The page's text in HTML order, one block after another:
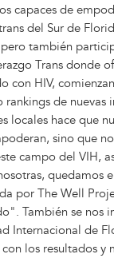
capaces de
del Sur de
también
Trans donde
con HIV,
de nuevas
locales hace que
sino que
campo del VIH,
quedamos
por The Well
También se nos
Internacional de
los resultados y